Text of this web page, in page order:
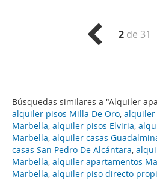
Búsquedas similares a "Alquiler
alquiler pisos Milla De Oro, alquiler
Marbella, alquiler pisos Elviria,
Marbella, alquiler casas
casas San Pedro De Alcántara,
Marbella, alquiler apartamentos
Marbella, alquiler piso directo
2 de 31